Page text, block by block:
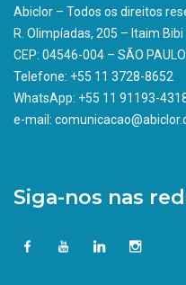
Abiclor – Todos os direitos
R. Olimpíadas, 205 – Itaim Bibi
CEP: 04546-004 – SÃO
Telefone: +55 11 3728-8652
WhatsApp: +55 11 91193-
e-mail:
Siga-nos nas